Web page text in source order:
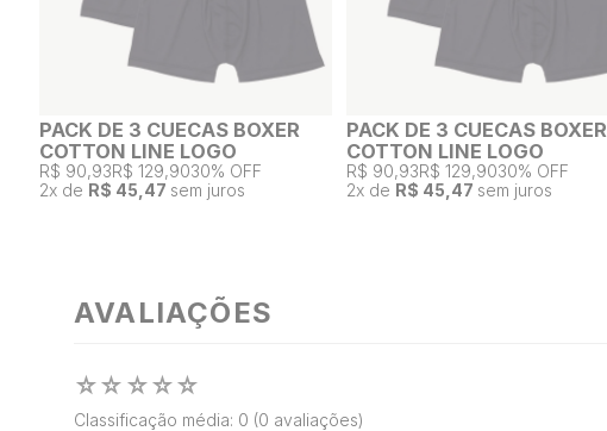
PACK DE 3 CUECAS BOXER
COTTON LINE LOGO
R$ 90,93R$ 129,9030% OFF
2x de R$ 45,47 sem juros
PACK DE 3 CUECAS BOXER
COTTON LINE LOGO
R$ 90,93R$ 129,9030% OFF
2x de R$ 45,47 sem juros
AVALIAÇÕES
☆☆ ☆☆☆
Classificação média: 0 (0 avaliações)